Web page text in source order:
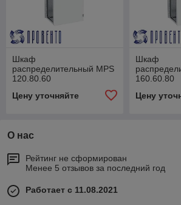
Шкаф
распределительный MPS
120.80.60
Цену уточняйте
Шкаф
160.60.80
Цену
О нас
Рейтинг не сформирован
Менее 5 отзывов за последний год
Работает с 11.08.2021